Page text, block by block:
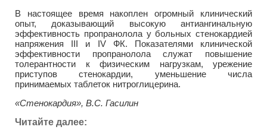
В настоящее время накоплен огромный клинический
опыт, доказывающий высокую антиангинальную
эффективность пропранолола у больных стенокардией
напряжения III и IV ФК. Показателями клинической
эффективности пропранолола служат повышение
толерантности к физическим нагрузкам, урежение
приступов стенокардии, уменьшение числа
принимаемых таблеток нитроглицерина.
«Стенокардия», В.С. Гасилин
Читайте далее: